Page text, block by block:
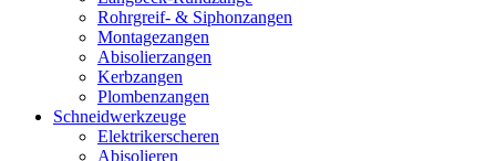
Rohrgreif- & Siphonzangen
Montagezangen
Abisolierzangen
Kerbzangen
Plombenzangen
Schneidwerkzeuge
Elektrikerscheren
Abisolieren